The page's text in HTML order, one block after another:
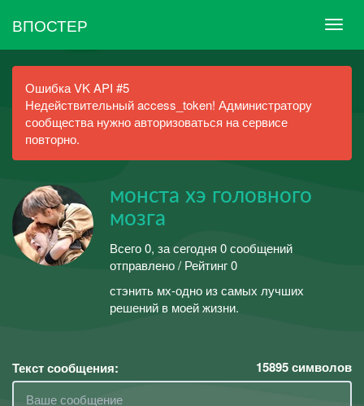
ВПОСТЕР
Ошибка VK API #5
Недействительный access_token! Администратору
сообщества нужно авторизоваться на сервисе
повторно.
монста хэ головного
мозга
Всего 0, за сегодня 0 сообщений
отправлено / Рейтинг 0
стэнить мх-одно из самых лучших
решений в моей жизни.
Текст сообщения: 15895символов